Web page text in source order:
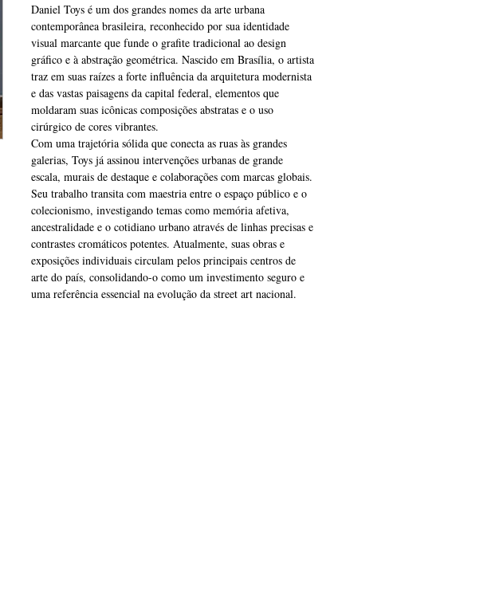
Daniel Toys é um dos grandes nomes da arte urbana
contemporânea brasileira, reconhecido por sua identidade
visual marcante que funde o grafite tradicional ao design
gráfico e à abstração geométrica. Nascido em Brasília, o artista
traz em suas raízes a forte influência da arquitetura modernista
e das vastas paisagens da capital federal, elementos que
moldaram suas icônicas composições abstratas e o uso
cirúrgico de cores vibrantes.
Com uma trajetória sólida que conecta as ruas às grandes
galerias, Toys já assinou intervenções urbanas de grande
escala, murais de destaque e colaborações com marcas globais.
Seu trabalho transita com maestria entre o espaço público e o
colecionismo, investigando temas como memória afetiva,
ancestralidade e o cotidiano urbano através de linhas precisas e
contrastes cromáticos potentes. Atualmente, suas obras e
exposições individuais circulam pelos principais centros de
arte do país, consolidando-o como um investimento seguro e
uma referência essencial na evolução da street art nacional.